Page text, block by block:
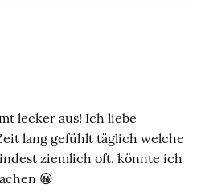
lecker aus! Ich liebe
lang gefühlt täglich welche
ziemlich oft, könnte ich
😀